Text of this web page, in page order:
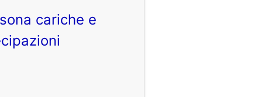
cariche e